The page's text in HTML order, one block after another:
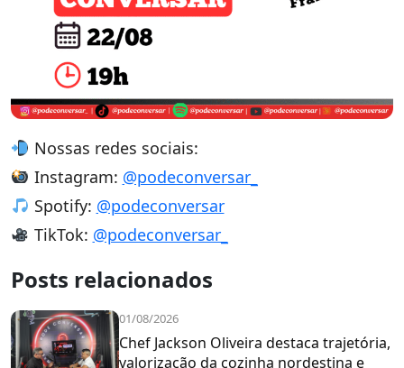
Nossas redes sociais:
Instagram: @podeconversar_
Spotify: @podeconversar
TikTok: @podeconversar_
Posts relacionados
01/08/2026
Chef Jackson Oliveira destaca trajetória,
valorização da cozinha nordestina e